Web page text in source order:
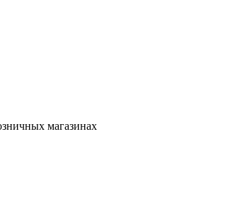
магазинах